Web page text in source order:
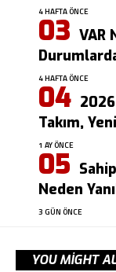
4 HAFTA ÖNCE
VAR
4 HAFTA ÖNCE
Takım,
1 AY ÖNCE
Neden
3 GÜN ÖNCE
YOU MIGHT